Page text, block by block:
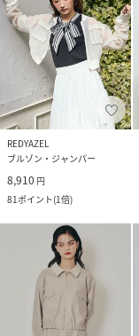
REDYAZEL
ブルゾン・ジャンパー
8,910 円
81ポイント(1倍)